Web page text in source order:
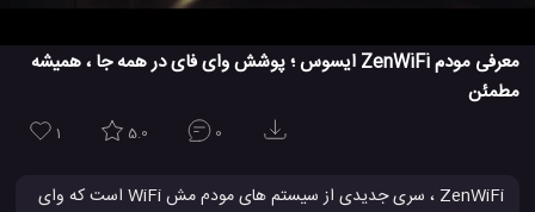
معرفی مودم ZenWiFi ایسوس ؛ پوشش وای فای در همه جا ، همیشه
مطمئن
1 5.0 0
ZenWiFi ، سری جدیدی از سیستم های مودم مش WiFi است که وای